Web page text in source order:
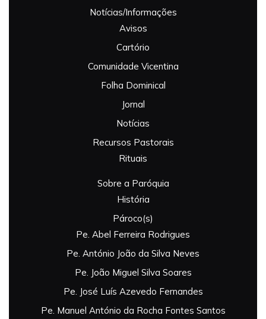
Notícias/Informações
Avisos
Cartório
Comunidade Vicentina
Folha Dominical
Jornal
Notícias
Recursos Pastorais
Rituais
Sobre a Paróquia
História
Pároco(s)
Pe. Abel Ferreira Rodrigues
Pe. António João da Silva Neves
Pe. João Miguel Silva Soares
Pe. José Luís Azevedo Fernandes
Pe. Manuel António da Rocha Fontes Santos